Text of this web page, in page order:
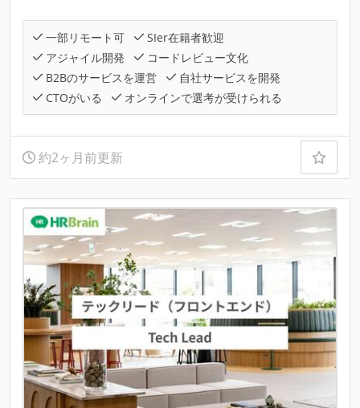
一部リモート可
SIer在籍者歓迎
アジャイル開発
コードレビュー文化
B2Bのサービスを運営
自社サービスを開発
CTOがいる
オンラインで選考が受けられる
約2ヶ月前更新